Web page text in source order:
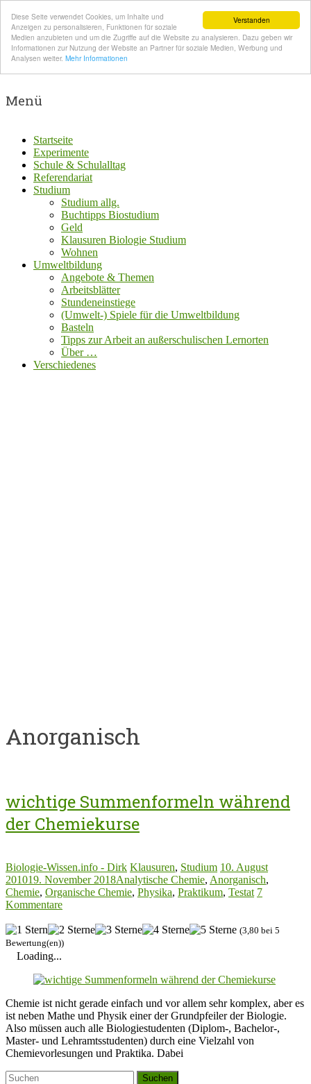
Verstanden
Diese Seite verwendet Cookies, um Inhalte und
Anzeigen zu personalisieren, Funktionen für soziale
Medien anzubieten und um die Zugriffe auf die Website zu analysieren. Dazu geben wir
Informationen zur Nutzung der Website an Partner für soziale Medien, Werbung und
Analysen weiter. Mehr Informationen
Menü
Startseite
Experimente
Schule & Schulalltag
Referendariat
Studium
Studium allg.
Buchtipps Biostudium
Geld
Klausuren Biologie Studium
Wohnen
Umweltbildung
Angebote & Themen
Arbeitsblätter
Stundeneinstiege
(Umwelt-) Spiele für die Umweltbildung
Basteln
Tipps zur Arbeit an außerschulischen Lernorten
Über …
Verschiedenes
Anorganisch
wichtige Summenformeln während
der Chemiekurse
Biologie-Wissen.info - Dirk Klausuren, Studium 10. August
201019. November 2018Analytische Chemie, Anorganisch,
Chemie, Organische Chemie, Physika, Praktikum, Testat 7
Kommentare
(3,80 bei 5
Bewertung(en))
Loading...
Chemie ist nicht gerade einfach und vor allem sehr komplex, aber es
ist neben Mathe und Physik einer der Grundpfeiler der Biologie.
Also müssen auch alle Biologiestudenten (Diplom-, Bachelor-,
Master- und Lehramtsstudenten) durch eine Vielzahl von
Chemievorlesungen und Praktika. Dabei